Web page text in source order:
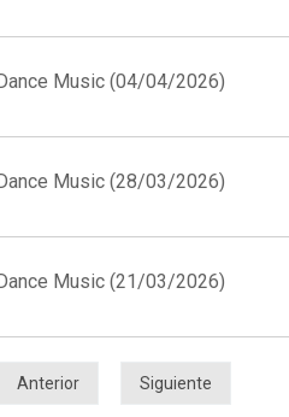
Music (04/04/2026)
Music (28/03/2026)
Music (21/03/2026)
Anterior Siguiente